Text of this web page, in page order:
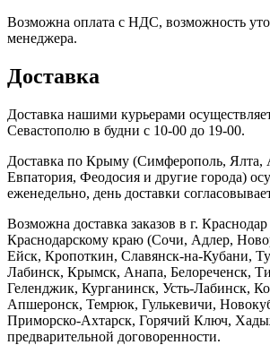
Возможна оплата с НДС, возможность
менеджера.
Доставка
Доставка нашими курьерами
Севастополю в будни с 10-00 до 19-00.
Доставка по Крыму (Симферополь, Ялта,
Евпатория, Феодосия и другие города)
еженедельно, день доставки
Возможна доставка заказов в г.
Краснодарскому краю (Сочи, Адлер,
Ейск, Кропоткин, Славянск-на-Кубани,
Лабинск, Крымск, Анапа, Белореченск,
Геленджик, Курганинск, Усть-Лабинск,
Апшеронск, Темрюк, Гулькевичи,
Приморско-Ахтарск, Горячий Ключ,
предварительной договоренности.